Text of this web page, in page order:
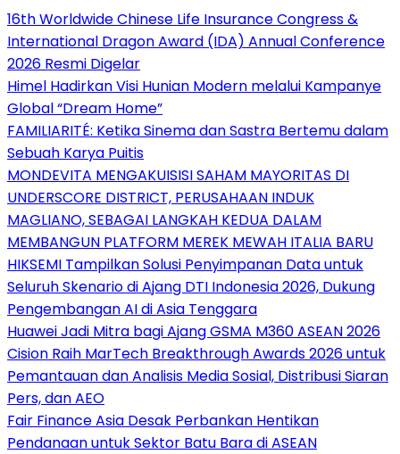
16th Worldwide Chinese Life Insurance Congress &
International Dragon Award (IDA) Annual Conference
2026 Resmi Digelar
Himel Hadirkan Visi Hunian Modern melalui Kampanye
Global “Dream Home”
FAMILIARITÉ: Ketika Sinema dan Sastra Bertemu dalam
Sebuah Karya Puitis
MONDEVITA MENGAKUISISI SAHAM MAYORITAS DI
UNDERSCORE DISTRICT, PERUSAHAAN INDUK
MAGLIANO, SEBAGAI LANGKAH KEDUA DALAM
MEMBANGUN PLATFORM MEREK MEWAH ITALIA BARU
HIKSEMI Tampilkan Solusi Penyimpanan Data untuk
Seluruh Skenario di Ajang DTI Indonesia 2026, Dukung
Pengembangan AI di Asia Tenggara
Huawei Jadi Mitra bagi Ajang GSMA M360 ASEAN 2026
Cision Raih MarTech Breakthrough Awards 2026 untuk
Pemantauan dan Analisis Media Sosial, Distribusi Siaran
Pers, dan AEO
Fair Finance Asia Desak Perbankan Hentikan
Pendanaan untuk Sektor Batu Bara di ASEAN